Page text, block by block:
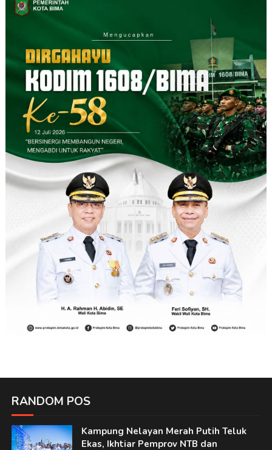
RANDOM POS
Kampung Nelayan Merah Putih Teluk
Ekas, Ikhtiar Pemprov NTB dan